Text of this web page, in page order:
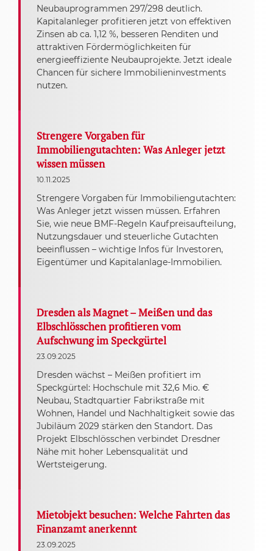
Neubauprogrammen 297/298 deutlich.
Kapitalanleger profitieren jetzt von effektiven
Zinsen ab ca. 1,12 %, besseren Renditen und
attraktiven Fördermöglichkeiten für
energieeffiziente Neubauprojekte. Jetzt ideale
Chancen für sichere Immobilieninvestments
nutzen.
Strengere Vorgaben für
Immobiliengutachten: Was Anleger jetzt
wissen müssen
10.11.2025
Strengere Vorgaben für Immobiliengutachten:
Was Anleger jetzt wissen müssen. Erfahren
Sie, wie neue BMF-Regeln Kaufpreisaufteilung,
Nutzungsdauer und steuerliche Gutachten
beeinflussen – wichtige Infos für Investoren,
Eigentümer und Kapitalanlage-Immobilien.
Dresden als Magnet – Meißen und das
Elbschlösschen profitieren vom
Aufschwung im Speckgürtel
23.09.2025
Dresden wächst – Meißen profitiert im
Speckgürtel: Hochschule mit 32,6 Mio. €
Neubau, Stadtquartier Fabrikstraße mit
Wohnen, Handel und Nachhaltigkeit sowie das
Jubiläum 2029 stärken den Standort. Das
Projekt Elbschlösschen verbindet Dresdner
Nähe mit hoher Lebensqualität und
Wertsteigerung.
Mietobjekt besuchen: Welche Fahrten das
Finanzamt anerkennt
23.09.2025